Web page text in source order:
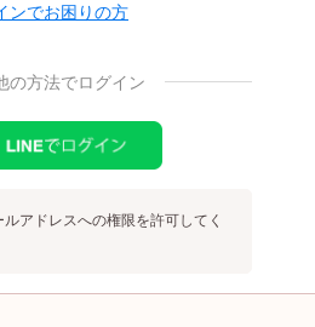
ンでお困りの方
の方法でログイン
アドレスへの権限を許可してく